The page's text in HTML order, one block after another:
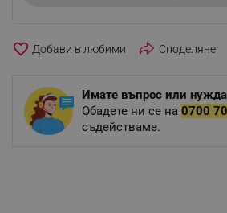
favorite_border Споделяне
Имате въпрос или
Обадете ни се на 0700
съдействаме.